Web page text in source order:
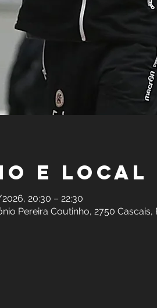
e local
20:30 – 22:30
Pereira Coutinho, 2750